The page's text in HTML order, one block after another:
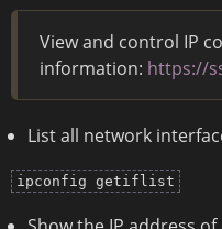
View and control IP
information: https://
List all network
ipconfig getiflist